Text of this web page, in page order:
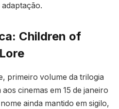
Children of
primeiro volume da trilogia
cinemas em 15 de janeiro
ainda mantido em sigilo,